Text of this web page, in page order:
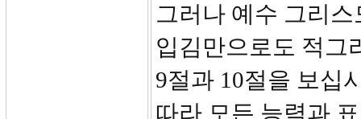
그러나 예수 그리
입김만으로도 적그
9절과 10절을 보십
따라 모든 능력과